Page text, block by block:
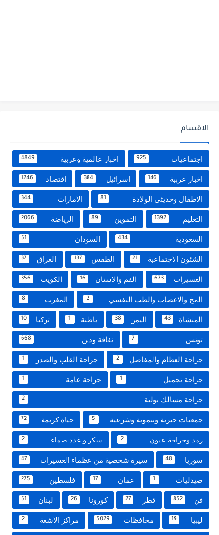
الاقسام
اجتماعيات 925 اخبار عالمية وعربية 4849
اخبار عربية 146 اسرائيل 384 اقتصاد 1246
الاطفال وحديثى الولادة 81 الامارات 344
التعليم 1392 التموين 89 الرياضة 2066
السعودية 434 السودان 51
الشئون الاجتماعية 21 الطقس 137 العراق 37
العسيرات 673 الفم والاسنان 16 الكويت 356
المخ والاعصاب والطب النفسي 2 المغرب 8
المنشاة 43 اليمن 38 باطنة 1 تركيا 10
تونس 7 ثقافة ودين 668
جراحة العظام والمفاصل 2 جراحة القلب والصدر 1
جراحة تجميل 1 جراحة عامة 1
جراحة مسالك بولية 2
جمعيات خيرية وتنموية وشرعية 5 حياة كريمة 72
رمد وجراحة عيون 2 سكر و غدد صماء 2
سوريا 48 سيرة شخصية من عظماء العسيرات 47
صيدليات 1 عمان 17 فلسطين 275
فن 852 قطر 27 كورونا 26 لبنان 51
ليبيا 19 محافظات 5029 مراكز الاشعة 2